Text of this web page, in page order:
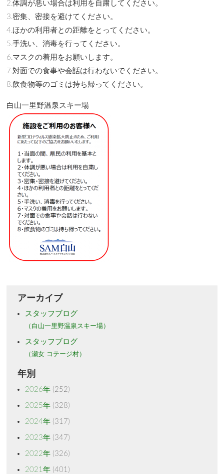
2.体調が悪い場合は利用を自粛してください。
3.密集、密接を避けてください。
4.ほかの利用者との距離をとってください。
5.手洗い、消毒を行ってください。
6.マスクの着用をお願いします。
7.対面での食事や会話は行わないでください。
8.飲食物等のゴミは持ち帰ってください。
白山一里野温泉スキー場
アーカイブ
スタッフブログ
（白山一里野温泉スキー場）
スタッフブログ
（瀬女 コテージ村）
年別
2026年(252)
2025年(328)
2024年(317)
2023年(347)
2022年(326)
2021年(401)